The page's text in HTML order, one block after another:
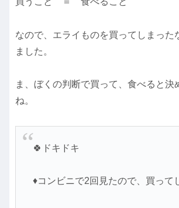
なので、エライものを買ってしまった
ました。
ま、ぼくの判断で買って、食べると決
ね。
🍀ドキドキ
♦コンビニで2回見たので、買って